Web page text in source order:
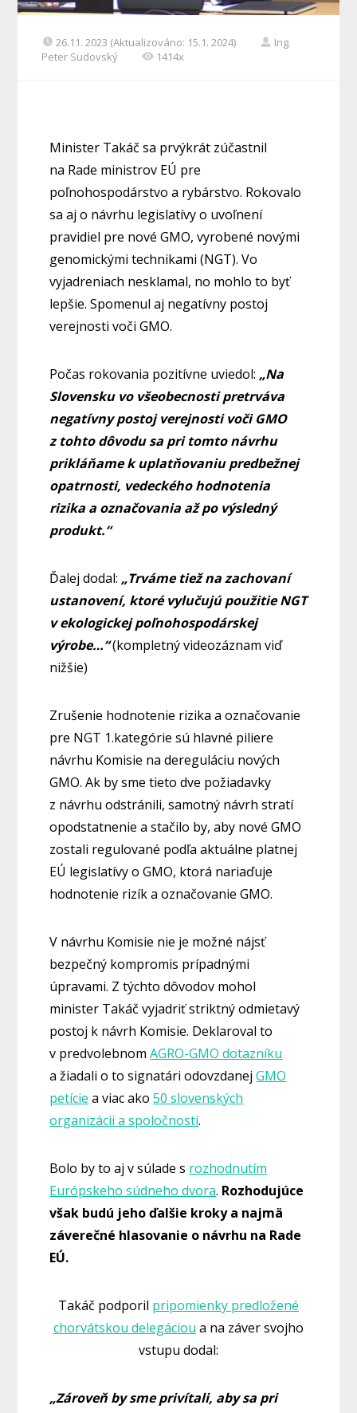
26.11. 2023 (Aktualizováno: 15.1. 2024)
Ing.
Peter Sudovský
1414x
Minister Takáč sa prvýkrát zúčastnil
na Rade ministrov EÚ pre
poľnohospodárstvo a rybárstvo. Rokovalo
sa aj o návrhu legislatívy o uvoľnení
pravidiel pre nové GMO, vyrobené novými
genomickými technikami (NGT). Vo
vyjadreniach nesklamal, no mohlo to byť
lepšie. Spomenul aj negatívny postoj
verejnosti voči GMO.
Počas rokovania pozitívne uviedol: „Na
Slovensku vo všeobecnosti pretrváva
negatívny postoj verejnosti voči GMO
z tohto dôvodu sa pri tomto návrhu
prikláňame k uplatňovaniu predbežnej
opatrnosti, vedeckého hodnotenia
rizika a označovania až po výsledný
produkt.“
Ďalej dodal: „Trváme tiež na zachovaní
ustanovení, ktoré vylučujú použitie NGT
v ekologickej poľnohospodárskej
výrobe…“(kompletný videozáznam viď
nižšie)
Zrušenie hodnotenie rizika a označovanie
pre NGT 1.kategórie sú hlavné piliere
návrhu Komisie na dereguláciu nových
GMO. Ak by sme tieto dve požiadavky
z návrhu odstránili, samotný návrh stratí
opodstatnenie a stačilo by, aby nové GMO
zostali regulované podľa aktuálne platnej
EÚ legislatívy o GMO, ktorá nariaďuje
hodnotenie rizík a označovanie GMO.
V návrhu Komisie nie je možné nájsť
bezpečný kompromis prípadnými
úpravami. Z týchto dôvodov mohol
minister Takáč vyjadriť striktný odmietavý
postoj k návrh Komisie. Deklaroval to
v predvolebnomAGRO-GMO dotazníku
a žiadali o to signatári odovzdanejGMO
petície a viac ako50 slovenských
organizácii a spoločností.
Bolo by to aj v súlade s rozhodnutím
Európskeho súdneho dvora. Rozhodujúce
však budú jeho ďalšie kroky a najmä
záverečné hlasovanie o návrhu na Rade
EÚ.
Takáč podporil pripomienky predložené
chorvátskou delegáciou a na záver svojho
vstupu dodal:
„Zároveň by sme privítali, aby sa pri